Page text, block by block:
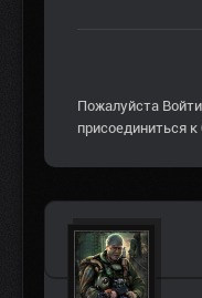
Пожалуйста Войти
присоединиться к